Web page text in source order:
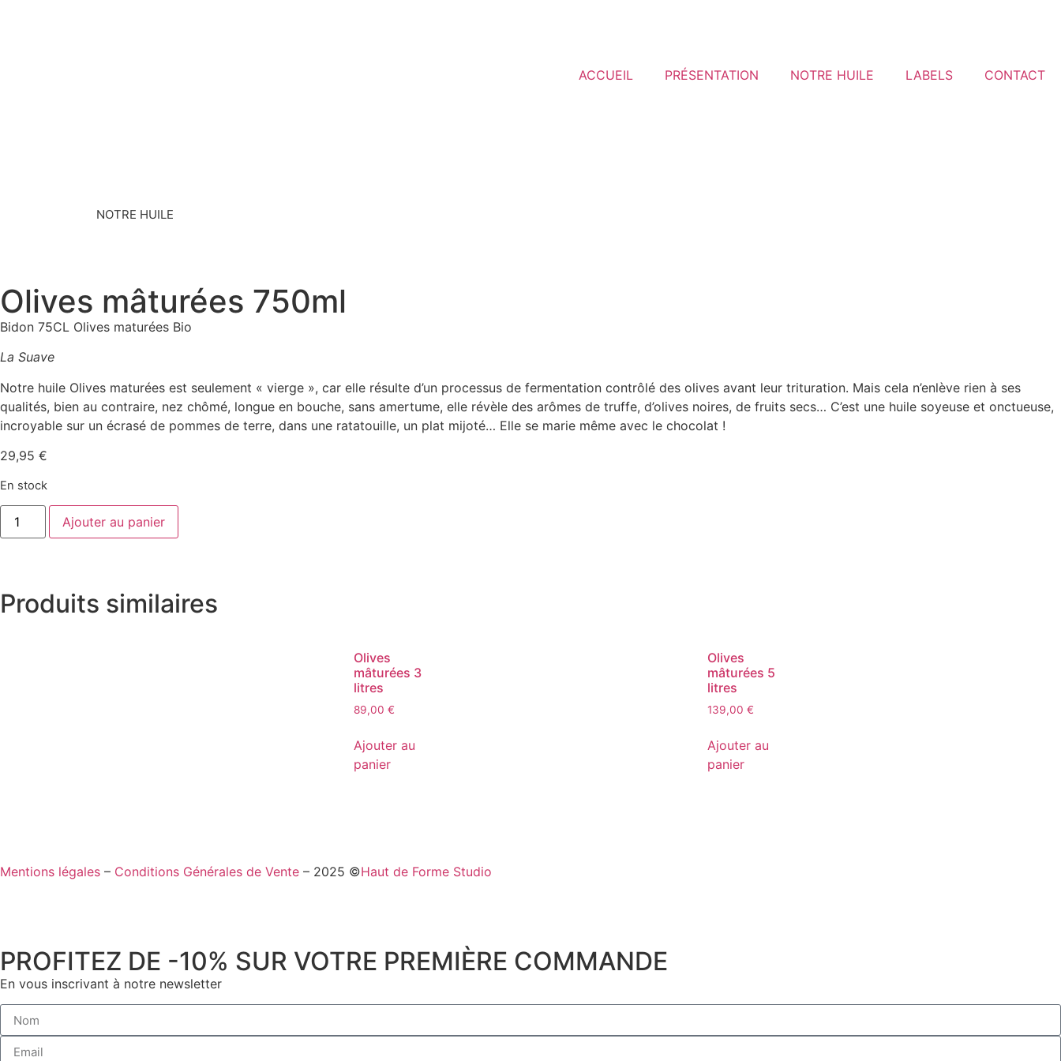
ACCUEIL PRÉSENTATION NOTRE HUILE LABELS CONTACT
NOTRE HUILE
Olives mâturées 750ml
Bidon 75CL Olives maturées Bio
La Suave
Notre huile Olives maturées est seulement « vierge », car elle résulte d’un processus de fermentation contrôlé des olives avant leur trituration. Mais cela n’enlève rien à ses
qualités, bien au contraire, nez chômé, longue en bouche, sans amertume, elle révèle des arômes de truffe, d’olives noires, de fruits secs… C’est une huile soyeuse et onctueuse,
incroyable sur un écrasé de pommes de terre, dans une ratatouille, un plat mijoté… Elle se marie même avec le chocolat !
29,95 €
En stock
Ajouter au panier
Produits similaires
Olives
mâturées 3
litres
89,00 €
Ajouter au
panier
Olives
mâturées 5
litres
139,00 €
Ajouter au
panier
Mentions légales – Conditions Générales de Vente – 2025 ©Haut de Forme Studio
PROFITEZ DE -10% SUR VOTRE PREMIÈRE COMMANDE
En vous inscrivant à notre newsletter